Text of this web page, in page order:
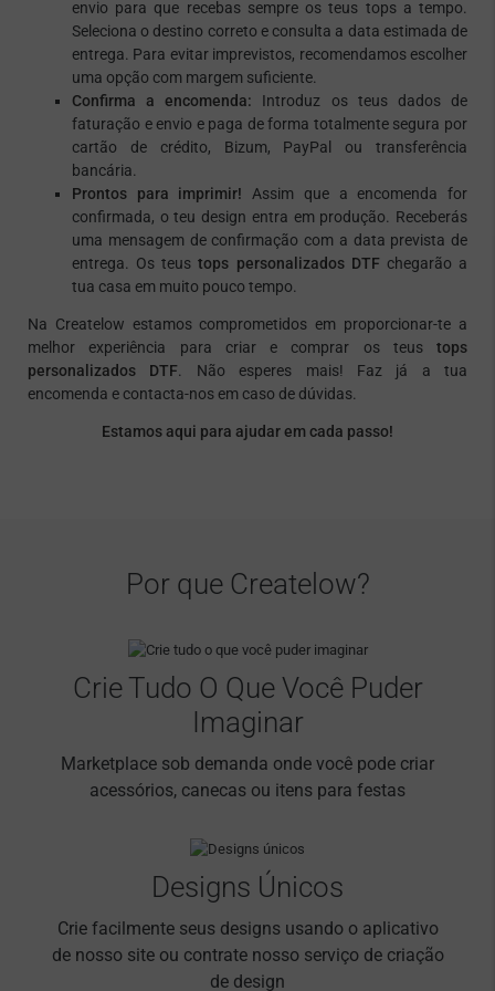
envio para que recebas sempre os teus tops a tempo.
Seleciona o destino correto e consulta a data estimada de
entrega. Para evitar imprevistos, recomendamos escolher
uma opção com margem suficiente.
Confirma a encomenda: Introduz os teus dados de
faturação e envio e paga de forma totalmente segura por
cartão de crédito, Bizum, PayPal ou transferência
bancária.
Prontos para imprimir! Assim que a encomenda for
confirmada, o teu design entra em produção. Receberás
uma mensagem de confirmação com a data prevista de
entrega. Os teustops personalizados DTFchegarão a
tua casa em muito pouco tempo.
Na Createlow estamos comprometidos em proporcionar-te a
melhor experiência para criar e comprar os teus tops
personalizados DTF. Não esperes mais! Faz já a tua
encomenda e contacta-nos em caso de dúvidas.
Estamos aqui para ajudar em cada passo!
Por que Createlow?
Crie Tudo O Que Você Puder
Imaginar
Marketplace sob demanda onde você pode criar
acessórios, canecas ou itens para festas
Designs Únicos
Crie facilmente seus designs usando o aplicativo
de nosso site ou contrate nosso serviço de criação
de design